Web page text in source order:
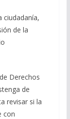
ciudadanía,
de la
Derechos
de
revisar si la
con